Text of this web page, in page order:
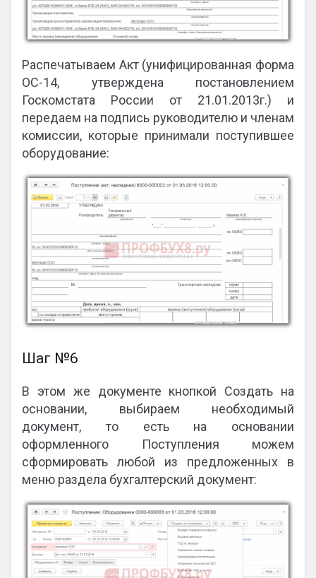
Распечатываем Акт (унифицированная форма
ОС-14, утверждена постановлением
Госкомстата России от 21.01.2013г.) и
передаем на подпись руководителю и членам
комиссии, которые принимали поступившее
оборудование:
Шаг №6
В этом же документе кнопкой Создать на
основании, выбираем необходимый
документ, то есть на основании
оформленного Поступления можем
сформировать любой из предложенных в
меню раздела бухгалтерский документ: